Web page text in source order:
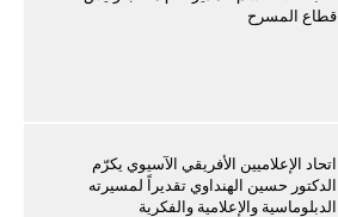
قطاع المسرح
اتحاد الإعلاميين الأفريقي الآسيوي يكرّم
الدكتور حسين الهنداوي تقديراً لمسيرته
الدبلوماسية والإعلامية والفكرية